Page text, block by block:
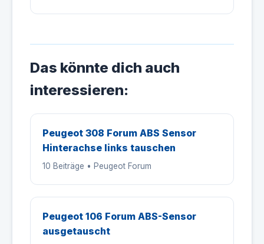
Das könnte dich auch
interessieren:
Peugeot 308 Forum ABS Sensor
Hinterachse links tauschen
10 Beiträge • Peugeot Forum
Peugeot 106 Forum ABS-Sensor
ausgetauscht